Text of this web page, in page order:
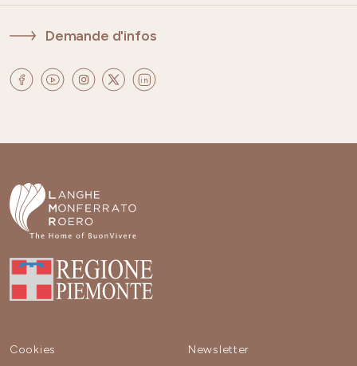
Demande d'infos
Cookies
Newsletter